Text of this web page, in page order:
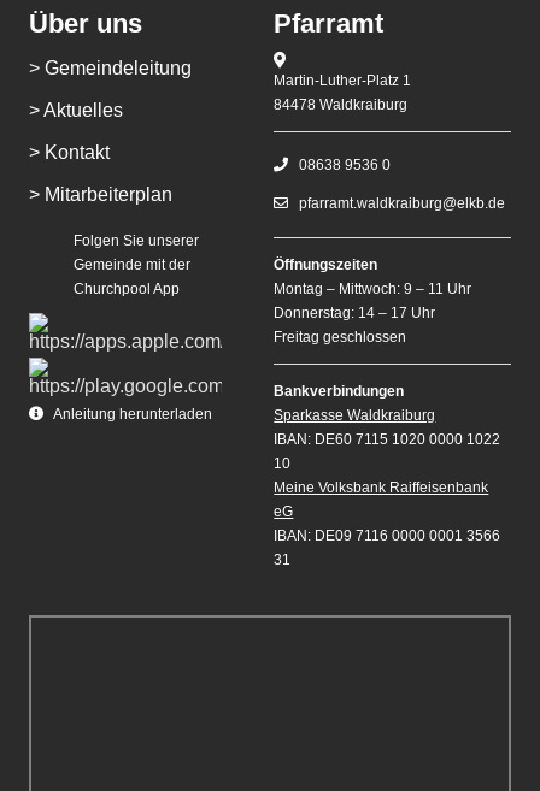
Über uns
> Gemeindeleitung
> Aktuelles
> Kontakt
> Mitarbeiterplan
Folgen Sie unserer
Gemeinde mit der
Churchpool App
Anleitung herunterladen
Pfarramt
Martin-Luther-Platz 1
84478 Waldkraiburg
08638 9536 0
pfarramt.waldkraiburg@elkb.de
Öffnungszeiten
Montag – Mittwoch: 9 – 11 Uhr
Donnerstag: 14 – 17 Uhr
Freitag geschlossen
Bankverbindungen
Sparkasse Waldkraiburg
IBAN: DE60 7115 1020 0000 1022
10
Meine Volksbank Raiffeisenbank
eG
IBAN: DE09 7116 0000 0001 3566
31